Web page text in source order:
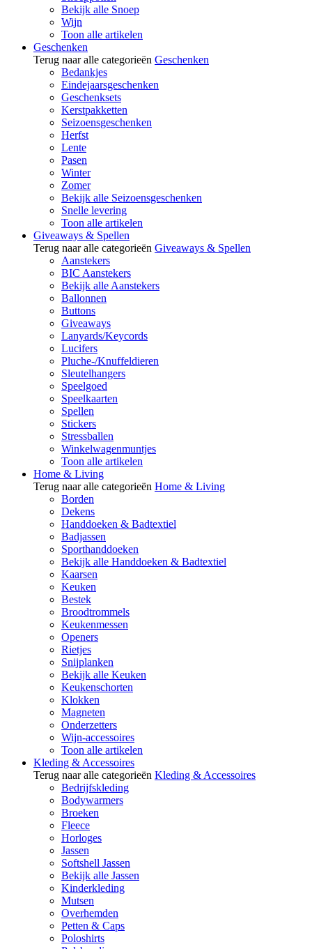
Bekijk alle Snoep
Wijn
Toon alle artikelen
Geschenken
Terug naar alle categorieën Geschenken
Bedankjes
Eindejaarsgeschenken
Geschenksets
Kerstpakketten
Seizoensgeschenken
Herfst
Lente
Pasen
Winter
Zomer
Bekijk alle Seizoensgeschenken
Snelle levering
Toon alle artikelen
Giveaways & Spellen
Terug naar alle categorieën Giveaways & Spellen
Aanstekers
BIC Aanstekers
Bekijk alle Aanstekers
Ballonnen
Buttons
Giveaways
Lanyards/Keycords
Lucifers
Pluche-/Knuffeldieren
Sleutelhangers
Speelgoed
Speelkaarten
Spellen
Stickers
Stressballen
Winkelwagenmuntjes
Toon alle artikelen
Home & Living
Terug naar alle categorieën Home & Living
Borden
Dekens
Handdoeken & Badtextiel
Badjassen
Sporthanddoeken
Bekijk alle Handdoeken & Badtextiel
Kaarsen
Keuken
Bestek
Broodtrommels
Keukenmessen
Openers
Rietjes
Snijplanken
Bekijk alle Keuken
Keukenschorten
Klokken
Magneten
Onderzetters
Wijn-accessoires
Toon alle artikelen
Kleding & Accessoires
Terug naar alle categorieën Kleding & Accessoires
Bedrijfskleding
Bodywarmers
Broeken
Fleece
Horloges
Jassen
Softshell Jassen
Bekijk alle Jassen
Kinderkleding
Mutsen
Overhemden
Petten & Caps
Poloshirts